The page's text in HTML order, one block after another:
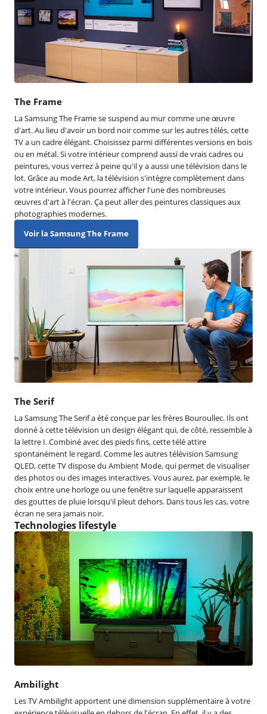
The Frame
La Samsung The Frame se suspend au mur comme une œuvre
d'art. Au lieu d'avoir un bord noir comme sur les autres télés, cette
TV a un cadre élégant. Choisissez parmi différentes versions en bois
ou en métal. Si votre intérieur comprend aussi de vrais cadres ou
peintures, vous verrez à peine qu'il y a aussi une télévision dans le
lot. Grâce au mode Art, la télévision s'intègre complètement dans
votre intérieur. Vous pourrez afficher l'une des nombreuses
œuvres d'art à l'écran. Ça peut aller des peintures classiques aux
photographies modernes.
Voir la Samsung The Frame
The Serif
La Samsung The Serif a été conçue par les frères Bouroullec. Ils ont
donné à cette télévision un design élégant qui, de côté, ressemble à
la lettre I. Combiné avec des pieds fins, cette télé attire
spontanément le regard. Comme les autres télévision Samsung
QLED, cette TV dispose du Ambient Mode, qui permet de visualiser
des photos ou des images interactives. Vous aurez, par exemple, le
choix entre une horloge ou une fenêtre sur laquelle apparaissent
des gouttes de pluie lorsqu'il pleut dehors. Dans tous les cas, votre
écran ne sera jamais noir.
Technologies lifestyle
Ambilight
Les TV Ambilight apportent une dimension supplémentaire à votre